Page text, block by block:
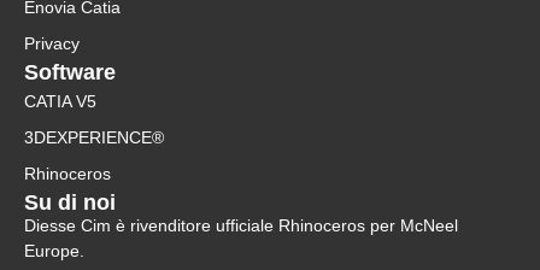
Enovia Catia
Privacy
Software
CATIA V5
3DEXPERIENCE®
Rhinoceros
Su di noi
Diesse Cim è rivenditore ufficiale Rhinoceros per McNeel
Europe.